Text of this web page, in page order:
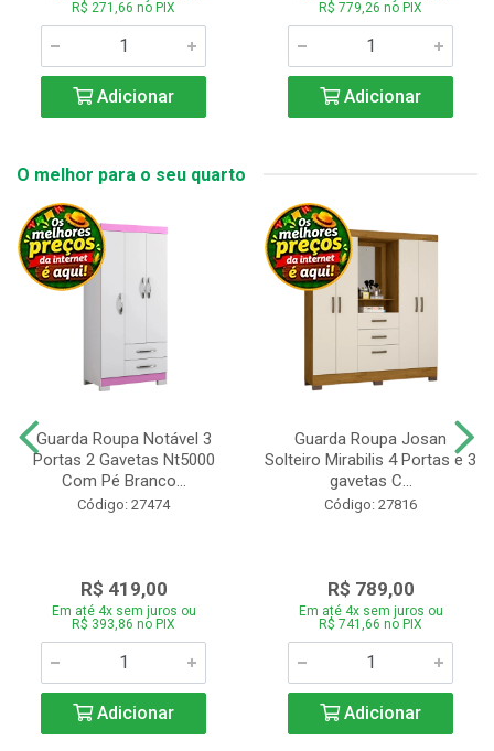
R$ 271,66 no PIX
Adicionar
R$ 779,26 no PIX
Adicionar
O melhor para o seu quarto
Guarda Roupa Notável 3
Portas 2 Gavetas Nt5000
Com Pé Branco...
Código: 27474
R$ 419,00
Em até 4x sem juros ou
R$ 393,86 no PIX
Adicionar
Guarda Roupa Josan
Solteiro Mirabilis 4 Portas e 3
gavetas C...
Código: 27816
R$ 789,00
Em até 4x sem juros ou
R$ 741,66 no PIX
Adicionar